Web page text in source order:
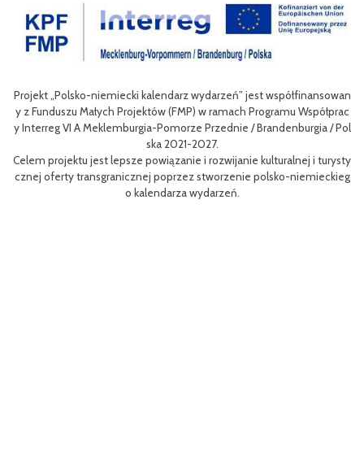
niemiecki kalendarz wydarzeń” jest współfinansowan
Małych Projektów (FMP) w ramach Programu Współprac
A Meklemburgia-Pomorze Przednie / Brandenburgia / Pol
ska 2021-2027.
jest lepsze powiązanie i rozwijanie kulturalnej i turysty
transgranicznej poprzez stworzenie polsko-niemieckieg
o kalendarza wydarzeń.
Celem III
nie oferty
niej dla
Efektem
m rowerów